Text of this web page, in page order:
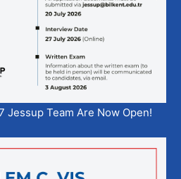
Jessup Team Are Now Open!